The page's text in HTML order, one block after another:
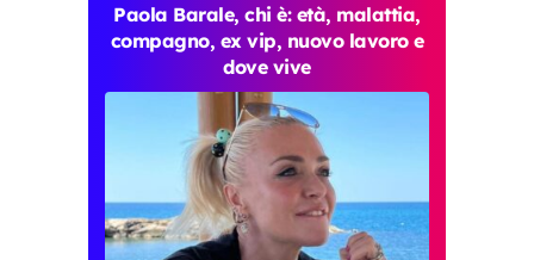
Paola Barale, chi è: età, malattia,
compagno, ex vip, nuovo lavoro e
dove vive